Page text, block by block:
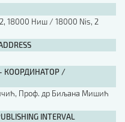
18000 Ниш / 18000 Nis, 2
КООРДИНАТОР /
Проф. др Биљана Мишић
INTERVAL